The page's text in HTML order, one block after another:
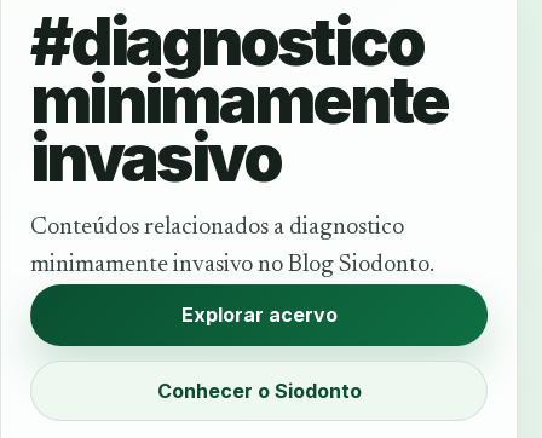
#diagnostico
minimamente
invasivo
Conteúdos relacionados a diagnostico
minimamente invasivo no Blog Siodonto.
Explorar acervo
Conhecer o Siodonto